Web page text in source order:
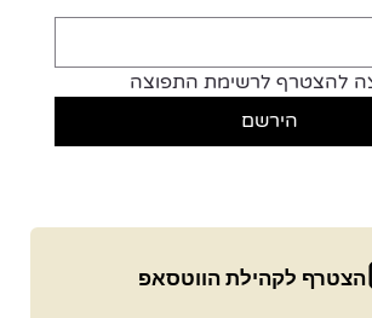
להצטרף לרשימת התפוצה
הירשם
הצטרף לקהילת הווטסאפ